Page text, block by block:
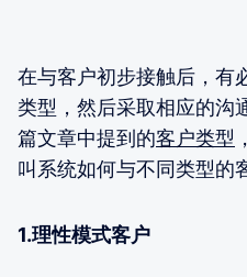
在与客户初步接触后，有
类型，然后采取相应的沟
篇文章中提到的客户类型
叫系统如何与不同类型的
1.理性模式客户